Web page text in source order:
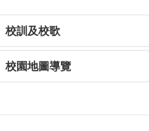
校訓及校歌
校園地圖導覽